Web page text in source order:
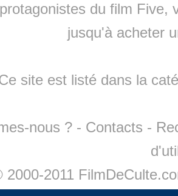
du film Five,
jusqu'à acheter
site est listé dans la
nous ? - Contacts -
2000-2011